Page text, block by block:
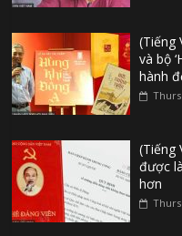
(Tiếng
và bộ
hành
(Tiếng
được
hơn